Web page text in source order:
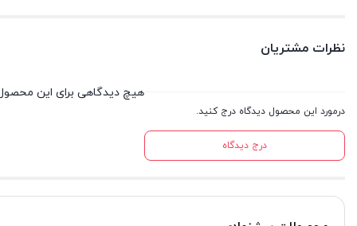
نظرات مشتریان
درمورد این محصول دیدگاه درج کنید.
درج دیدگاه
هیچ دیدگاهی برای این